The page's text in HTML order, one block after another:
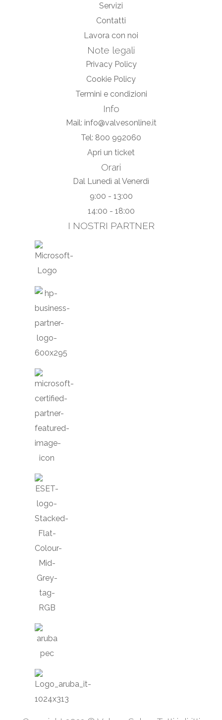
Servizi
Contatti
Lavora con noi
Note legali
Privacy Policy
Cookie Policy
Termini e condizioni
Info
Mail: info@valvesonline.it
Tel: 800 992060
Apri un ticket
Orari
Dal Lunedì al Venerdì
9:00 - 13:00
14:00 - 18:00
I NOSTRI PARTNER